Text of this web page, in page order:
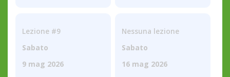
Lezione #9
Sabato
9 mag 2026
Nessuna lezione
Sabato
16 mag 2026